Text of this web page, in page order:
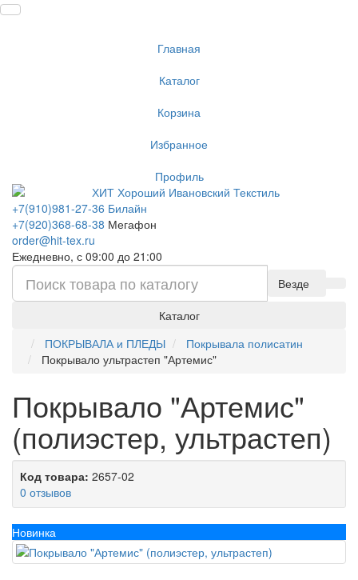
Главная
Каталог
Корзина
Избранное
Профиль
+7(910)981-27-36 Билайн
+7(920)368-68-38 Мегафон
order@hit-tex.ru
Ежедневно, с 09:00 до 21:00
Везде
Каталог
ПОКРЫВАЛА и ПЛЕДЫ
Покрывала полисатин
Покрывало ультрастеп "Артемис"
Покрывало "Артемис"
(полиэстер, ультрастеп)
Код товара: 2657-02
0 отзывов
Новинка